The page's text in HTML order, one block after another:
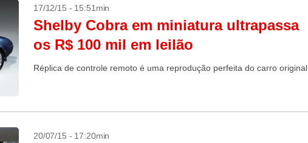
17/12/15 - 15:51min
Shelby Cobra em miniatura ultrapassa
os R$ 100 mil em leilão
Réplica de controle remoto é uma reprodução perfeita do carro original
20/07/15 - 17:20min